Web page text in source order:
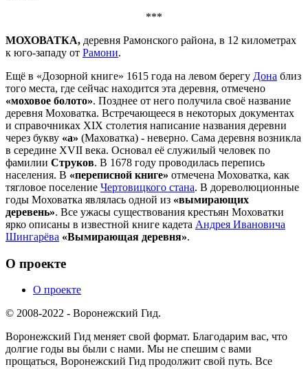
***
МОХОВАТКА, деревня Рамонского района, в 12 километрах
к юго-западу от Рамони.
Ещё в «Дозорной книге» 1615 года на левом берегу Дона близ
того места, где сейчас находится эта деревня, отмечено
«моховое болото». Позднее от него получила своё название
деревня Моховатка. Встречающееся в некоторых документах
и справочниках XIX столетия написание названия деревни
через букву «а» (Маховатка) - неверно. Сама деревня возникла
в середине XVII века. Основал её служилый человек по
фамилии Струков. В 1678 году проводилась перепись
населения. В «переписной книге» отмечена Моховатка, как
тягловое поселение Чертовицкого стана. В дореволюционные
годы Моховатка являлась одной из «вымирающих
деревень». Все ужасы существования крестьян Моховатки
ярко описаны в известной книге кадета Андрея Ивановича
Шингарёва «Вымирающая деревня».
О проекте
О проекте
© 2008-2022 - Воронежский Гид.
Воронежский Гид меняет свой формат. Благодарим вас, что
долгие годы вы были с нами. Мы не спешим с вами
прощаться, Воронежский Гид продолжит свой путь. Все